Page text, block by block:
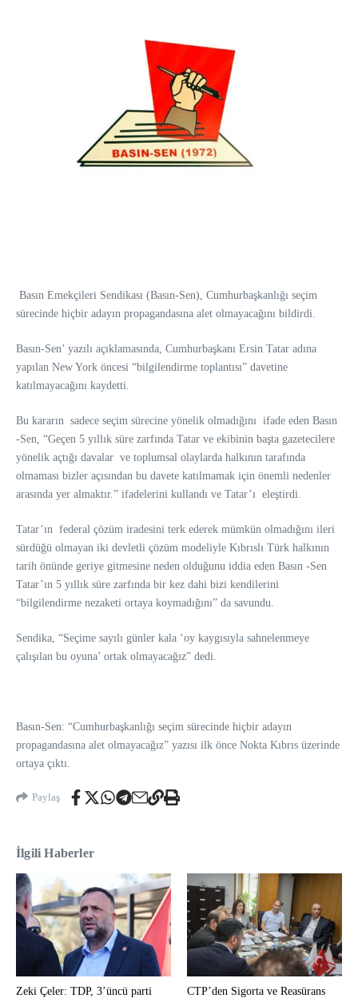
Basın Emekçileri Sendikası (Basın-Sen), Cumhurbaşkanlığı seçim
sürecinde hiçbir adayın propagandasına alet olmayacağını bildirdi.
Basın-Sen’ yazılı açıklamasında, Cumhurbaşkanı Ersin Tatar adına
yapılan New York öncesi “bilgilendirme toplantısı” davetine
katılmayacağını kaydetti.
Bu kararın sadece seçim sürecine yönelik olmadığını ifade eden Basın
-Sen, “Geçen 5 yıllık süre zarfında Tatar ve ekibinin başta gazetecilere
yönelik açtığı davalar ve toplumsal olaylarda halkının tarafında
olmaması bizler açısından bu davete katılmamak için önemli nedenler
arasında yer almaktır.” ifadelerini kullandı ve Tatar’ı eleştirdi.
Tatar’ın federal çözüm iradesini terk ederek mümkün olmadığını ileri
sürdüğü olmayan iki devletli çözüm modeliyle Kıbrıslı Türk halkının
tarih önünde geriye gitmesine neden olduğunu iddia eden Basın -Sen
Tatar’ın 5 yıllık süre zarfında bir kez dahi bizi kendilerini
“bilgilendirme nezaketi ortaya koymadığını” da savundu.
Sendika, “Seçime sayılı günler kala ‘oy kaygısıyla sahnelenmeye
çalışılan bu oyuna’ ortak olmayacağız” dedi.
Basın-Sen: “Cumhurbaşkanlığı seçim sürecinde hiçbir adayın
propagandasına alet olmayacağız” yazısı ilk önce Nokta Kıbrıs üzerinde
ortaya çıktı.
Paylaş
İlgili Haberler
Zeki Çeler: TDP, 3’üncü parti
CTP’den Sigorta ve Reasürans